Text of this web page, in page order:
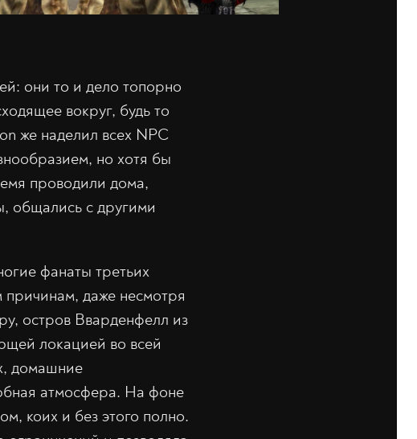
они то и дело топорно
вокруг, будь то
же наделил всех NPC
но хотя бы
проводили дома,
общались с другими
фанаты третьих
причинам, даже несмотря
остров Вварденфелл из
локацией во всей
домашние
атмосфера. На фоне
коих и без этого полно.